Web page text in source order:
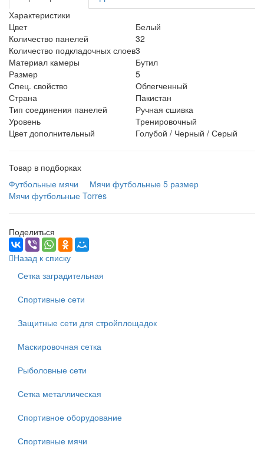
Характеристики
Цвет
Белый
Количество панелей
32
Количество подкладочных слоев3
Материал камеры
Бутил
Размер
5
Спец. свойство
Облегченный
Страна
Пакистан
Тип соединения панелей
Ручная сшивка
Уровень
Тренировочный
Цвет дополнительный
Голубой / Черный / Серый
Товар в подборках
Футбольные мячи
Мячи футбольные 5 размер
Мячи футбольные Torres
Поделиться
Назад к списку
Сетка заградительная
Спортивные сети
Защитные сети для стройплощадок
Маскировочная сетка
Рыболовные сети
Сетка металлическая
Спортивное оборудование
Спортивные мячи